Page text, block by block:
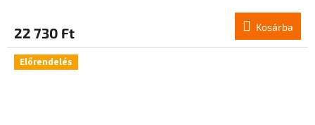
22 730 Ft Kosárba
Előrendelés